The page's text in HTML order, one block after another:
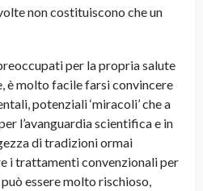
non costituiscono che un
per la propria salute
è molto facile farsi convincere
potenziali ‘miracoli’ che a
l’avanguardia scientifica e in
di tradizioni ormai
i trattamenti convenzionali per
essere molto rischioso,